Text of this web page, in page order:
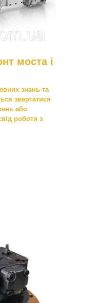
моста і
знань та
звертатися
або
роботи з